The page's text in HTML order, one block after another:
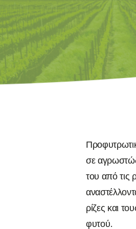
σε
του από τις
ρίζες και
φυτού.